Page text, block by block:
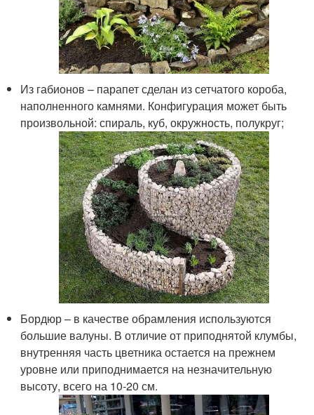
Из габионов – парапет сделан из сетчатого короба,
наполненного камнями. Конфигурация может быть
произвольной: спираль, куб, окружность, полукруг;
Бордюр – в качестве обрамления используются
большие валуны. В отличие от приподнятой клумбы,
внутренняя часть цветника остается на прежнем
уровне или приподнимается на незначительную
высоту, всего на 10-20 см.